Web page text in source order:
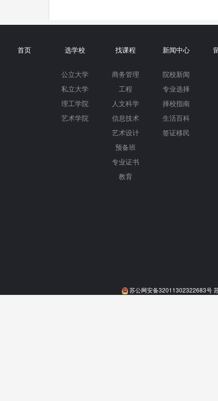
首页 选学校
公立大学
私立大学
理工学院
艺术学院
找课程
商务管理
工程
人文科学
信息技术
艺术设计
预备班
专业证书
教育
新闻中心
院校新闻
专业选择
择校指南
生活百科
签证移民
苏公网安备32011302322683号